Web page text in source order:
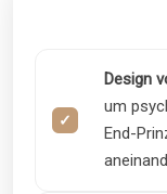
Design
um
End-